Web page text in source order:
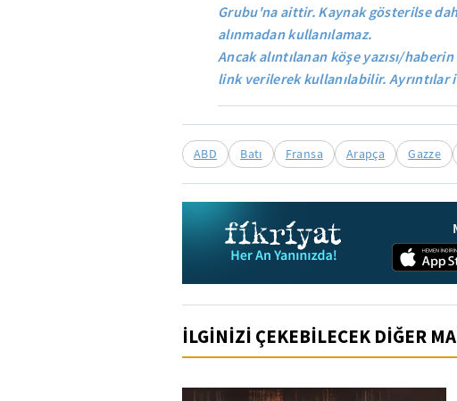
Grubu'na aittir. Kaynak gösterilse
alınmadan kullanılamaz.
Ancak alıntılanan köşe yazısı/
link verilerek kullanılabilir.
ABD Batı Fransa Arapça Gazze
İLGİNİZİ ÇEKEBİLECEK DİĞER